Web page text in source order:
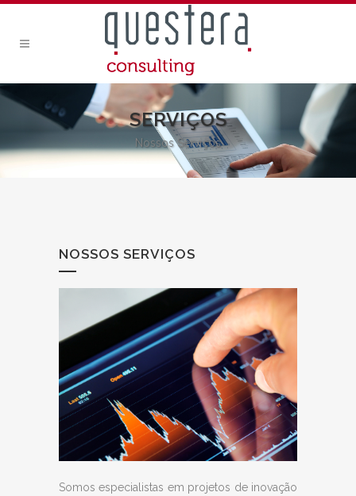
SERVIÇOS
Nossos Serviços
NOSSOS SERVIÇOS
Somos especialistas em projetos de inovação